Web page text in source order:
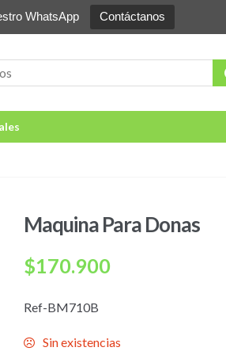
WhatsApp Contáctanos
Maquina Para Donas
$170.900
Ref-BM710B
Sin existencias